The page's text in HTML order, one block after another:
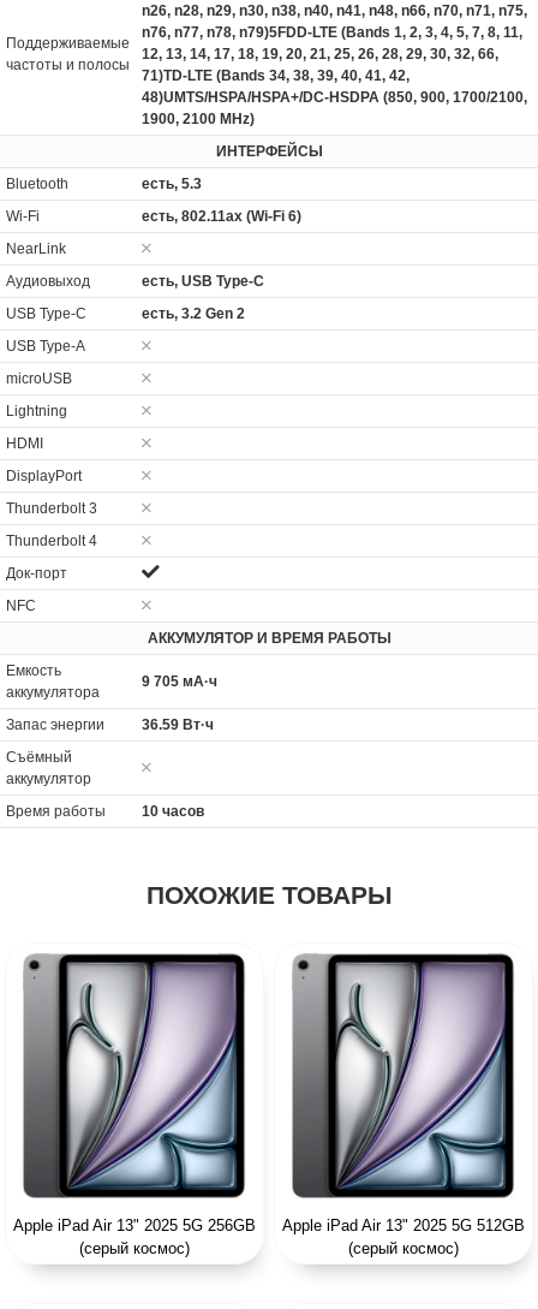
Поддерживаемые
частоты и полосы
n26, n28, n29, n30, n38, n40, n41, n48, n66, n70, n71, n75,
n76, n77, n78, n79)5FDD-LTE (Bands 1, 2, 3, 4, 5, 7, 8, 11,
12, 13, 14, 17, 18, 19, 20, 21, 25, 26, 28, 29, 30, 32, 66,
71)TD-LTE (Bands 34, 38, 39, 40, 41, 42,
48)UMTS/HSPA/HSPA+/DC‑HSDPA (850, 900, 1700/2100,
1900, 2100 MHz)
ИНТЕРФЕЙСЫ
Bluetooth
есть, 5.3
Wi-Fi
есть, 802.11ax (Wi-Fi 6)
NearLink
Аудиовыход
есть, USB Type-C
USB Type-C
есть, 3.2 Gen 2
USB Type-A
microUSB
Lightning
HDMI
DisplayPort
Thunderbolt 3
Thunderbolt 4
Док-порт
NFC
АККУМУЛЯТОР И ВРЕМЯ РАБОТЫ
Емкость
аккумулятора
9 705 мА·ч
Запас энергии
36.59 Вт·ч
Cъёмный
аккумулятор
Время работы
10 часов
ПОХОЖИЕ ТОВАРЫ
Apple iPad Air 13" 2025 5G 256GB
(серый космос)
Apple iPad Air 13" 2025 5G 512GB
(серый космос)